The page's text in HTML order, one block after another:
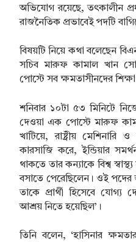
অভিযোগ রয়েছে, তৎকালীন
রাজনৈতিক প্রভাবেই পদটি
বিষয়টি নিয়ে কথা বলেছেন
সচিব মারুফ কামাল খান
পোস্টে সব ক্ষমতাসীনদের
শনিবার ১০টা ৫৩ মিনিটে
দেওয়া এক পোস্টে মারুফ
খাটিয়ে, রাষ্ট্রীয় মেশিনারি
কারসাজি করে, ইন্ডিয়ার
থাকতে তার কন্যাকে বিশ্ব
বসাতে পেরেছিলেন। ওই
তাকে প্রার্থী হিসেবে
আশ্রয় নিতে হয়েছিল’।
তিনি বলেন, ‘হাসিনার